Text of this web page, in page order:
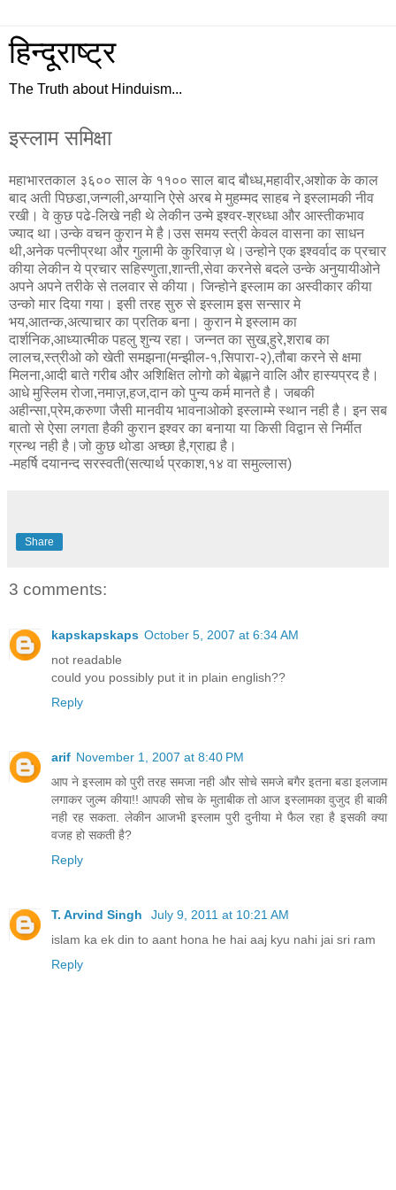
हिन्दूराष्ट्र
The Truth about Hinduism...
इस्लाम समिक्षा
महाभारतकाल ३६०० साल के ११०० साल बाद बौध्ध,महावीर,अशोक के काल
बाद अती पिछडा,जन्गली,अग्यानि ऐसे अरब मे मुहम्मद साहब ने इस्लामकी नीव
रखी। वे कुछ पढे-लिखे नही थे लेकीन उन्मे इश्वर-श्रध्धा और आस्तीकभाव
ज्याद था।उन्के वचन कुरान मे है।उस समय स्त्री केवल वासना का साधन
थी,अनेक पत्नीप्रथा और गुलामी के कुरिवाज़ थे।उन्होने एक इश्वर्वाद क प्रचार
कीया लेकीन ये प्रचार सहिस्णुता,शान्ती,सेवा करनेसे बदले उन्के अनुयायीओने
अपने अपने तरीके से तलवार से कीया। जिन्होने इस्लाम का अस्वीकार कीया
उन्को मार दिया गया। इसी तरह सुरु से इस्लाम इस सन्सार मे
भय,आतन्क,अत्याचार का प्रतिक बना। कुरान मे इस्लाम का
दार्शनिक,आध्यात्मीक पहलु शुन्य रहा। जन्नत का सुख,हुरे,शराब का
लालच,स्त्रीओ को खेती समझना(मन्झील-१,सिपारा-२),तौबा करने से क्षमा
मिलना,आदी बाते गरीब और अशिक्षित लोगो को बेह्लाने वालि और हास्यप्रद है।
आधे मुस्लिम रोजा,नमाज़,हज,दान को पुन्य कर्म मानते है। जबकी
अहीन्सा,प्रेम,करुणा जैसी मानवीय भावनाओको इस्लाम्मे स्थान नही है। इन सब
बातो से ऐसा लगता हैकी कुरान इश्वर का बनाया या किसी विद्वान से निर्मीत
ग्रन्थ नही है।जो कुछ थोडा अच्छा है,ग्राह्य है।
-महर्षि दयानन्द सरस्वती(सत्यार्थ प्रकाश,१४ वा समुल्लास)
Share
3 comments:
kapskapskaps October 5, 2007 at 6:34 AM
not readable
could you possibly put it in plain english??
Reply
arif November 1, 2007 at 8:40 PM
आप ने इस्लाम को पुरी तरह समजा नही और सोचे समजे बगैर इतना बडा इलजाम
लगाकर जुल्म कीया!! आपकी सोच के मुताबीक तो आज इस्लामका वुजुद ही बाकी
नही रह सकता. लेकीन आजभी इस्लाम पुरी दुनीया मे फैल रहा है इसकी क्या
वजह हो सकती है?
Reply
T. Arvind Singh
July 9, 2011 at 10:21 AM
islam ka ek din to aant hona he hai aaj kyu nahi jai sri ram
Reply